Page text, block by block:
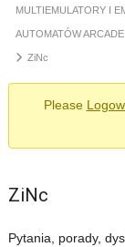
forum
-
jesteś
tutaj:
MULTIEMULATORY I
AUTOMATÓW ARCADE
ZiNc
Please
ZiNc
Pytania, porady,